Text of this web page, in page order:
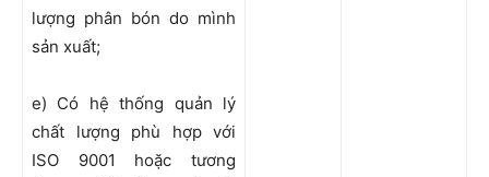
lượng phân bón do mình
sản xuất;
e) Có hệ thống quản lý
chất lượng phù hợp với
ISO 9001 hoặc tương